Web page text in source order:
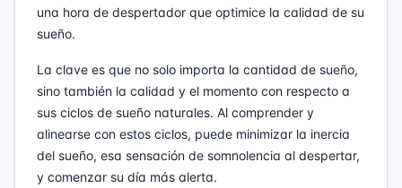
una hora de despertador que optimice la calidad de su
sueño.
La clave es que no solo importa la cantidad de sueño,
sino también la calidad y el momento con respecto a
sus ciclos de sueño naturales. Al comprender y
alinearse con estos ciclos, puede minimizar la inercia
del sueño, esa sensación de somnolencia al despertar,
y comenzar su día más alerta.